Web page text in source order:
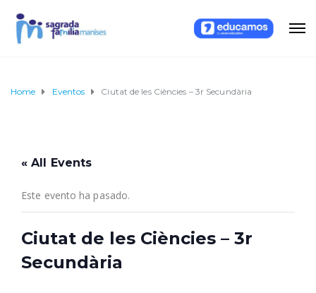
Home Eventos Ciutat de les Ciències – 3r Secundària
« All Events
Este evento ha pasado.
Ciutat de les Ciències – 3r
Secundària